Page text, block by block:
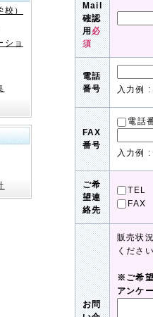
Mail
確認
用必
須
電話
番号
入力例
FAX
番号
電話
入力例
ご希
望連
絡先
TEL
FAX
お問
販売状
くださ
※ご希
アンケ
）
ショ